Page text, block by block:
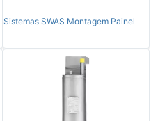
Sistemas SWAS Montagem Painel